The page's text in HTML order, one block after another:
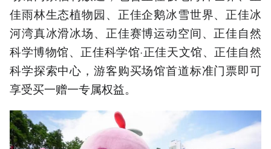
佳雨林生态植物园、正佳企鹅冰雪世界、正佳冰
河湾真冰滑冰场、正佳赛博运动空间、正佳自然
科学博物馆、正佳科学馆·正佳天文馆、正佳自然
科学探索中心，游客购买场馆首道标准门票即可
享受买一赠一专属权益。